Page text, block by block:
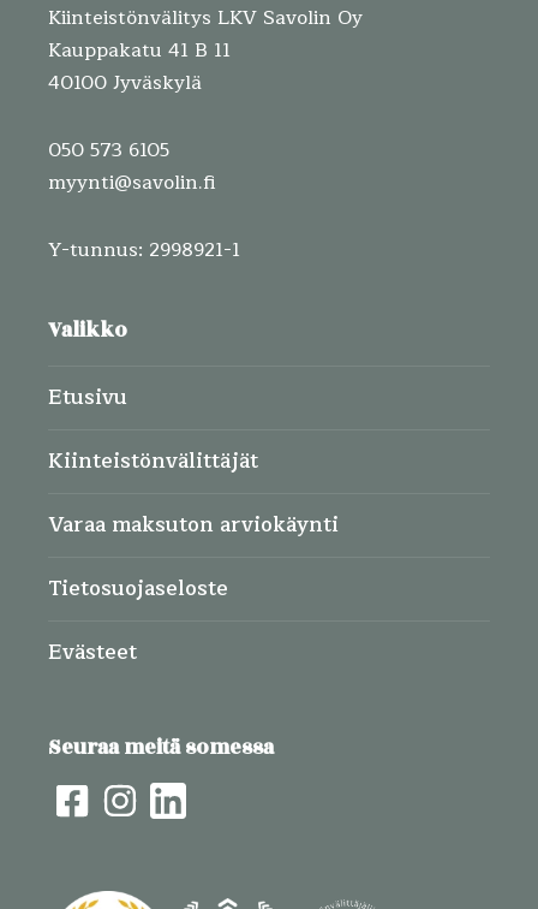
Kiinteistönvälitys LKV Savolin Oy
Kauppakatu 41 B 11
40100 Jyväskylä
050 573 6105
myynti@savolin.fi
Y-tunnus: 2998921-1
Valikko
Etusivu
Kiinteistönvälittäjät
Varaa maksuton arviokäynti
Tietosuojaseloste
Evästeet
Seuraa meitä somessa